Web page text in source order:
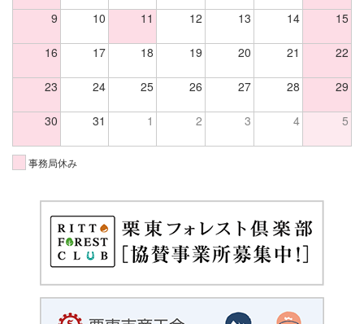
9 10 11 12 13 14 15
16 17 18 19 20 21 22
23 24 25 26 27 28 29
30 31 1 2 3 4 5
事務局休み